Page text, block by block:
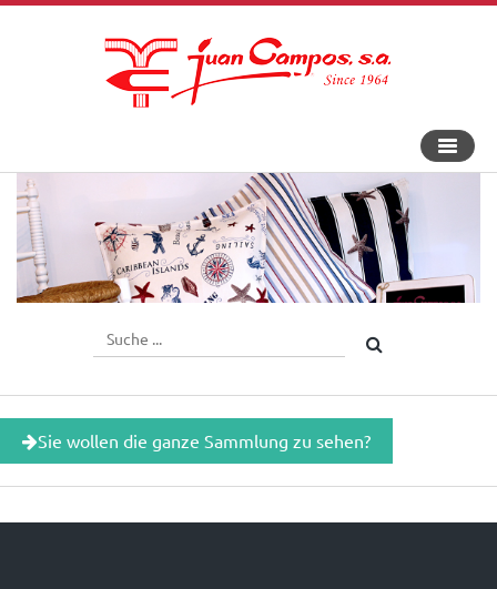
An-
und
Sie wollen die ganze Sammlung zu sehen?